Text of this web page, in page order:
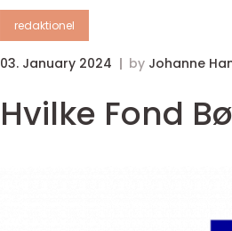
redaktionel
03. January 2024 by Johanne
Hvilke Fond